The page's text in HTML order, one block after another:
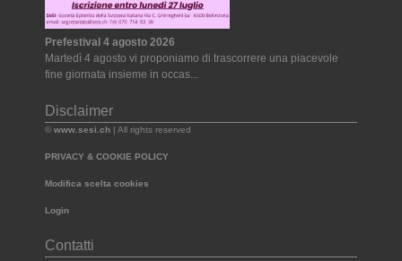
Prefestival 4 agosto 2026
Martedì 4 agosto vi proponiamo di trascorrere una piacevole
fine giornata insieme in occas...
Disclaimer
© www.sesi.ch | All rights reserved
PRIVACY & COOKIE POLICY
Modifica scelta cookies
Login
Contatti